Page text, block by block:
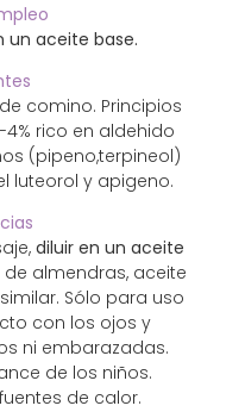
un aceite base.
comino. Principios
rico en aldehido
(pipeno,terpineol)
luteorol y apigeno.
diluir en un aceite
almendras, aceite
Sólo para uso
con los ojos y
ni embarazadas.
de los niños.
de calor.